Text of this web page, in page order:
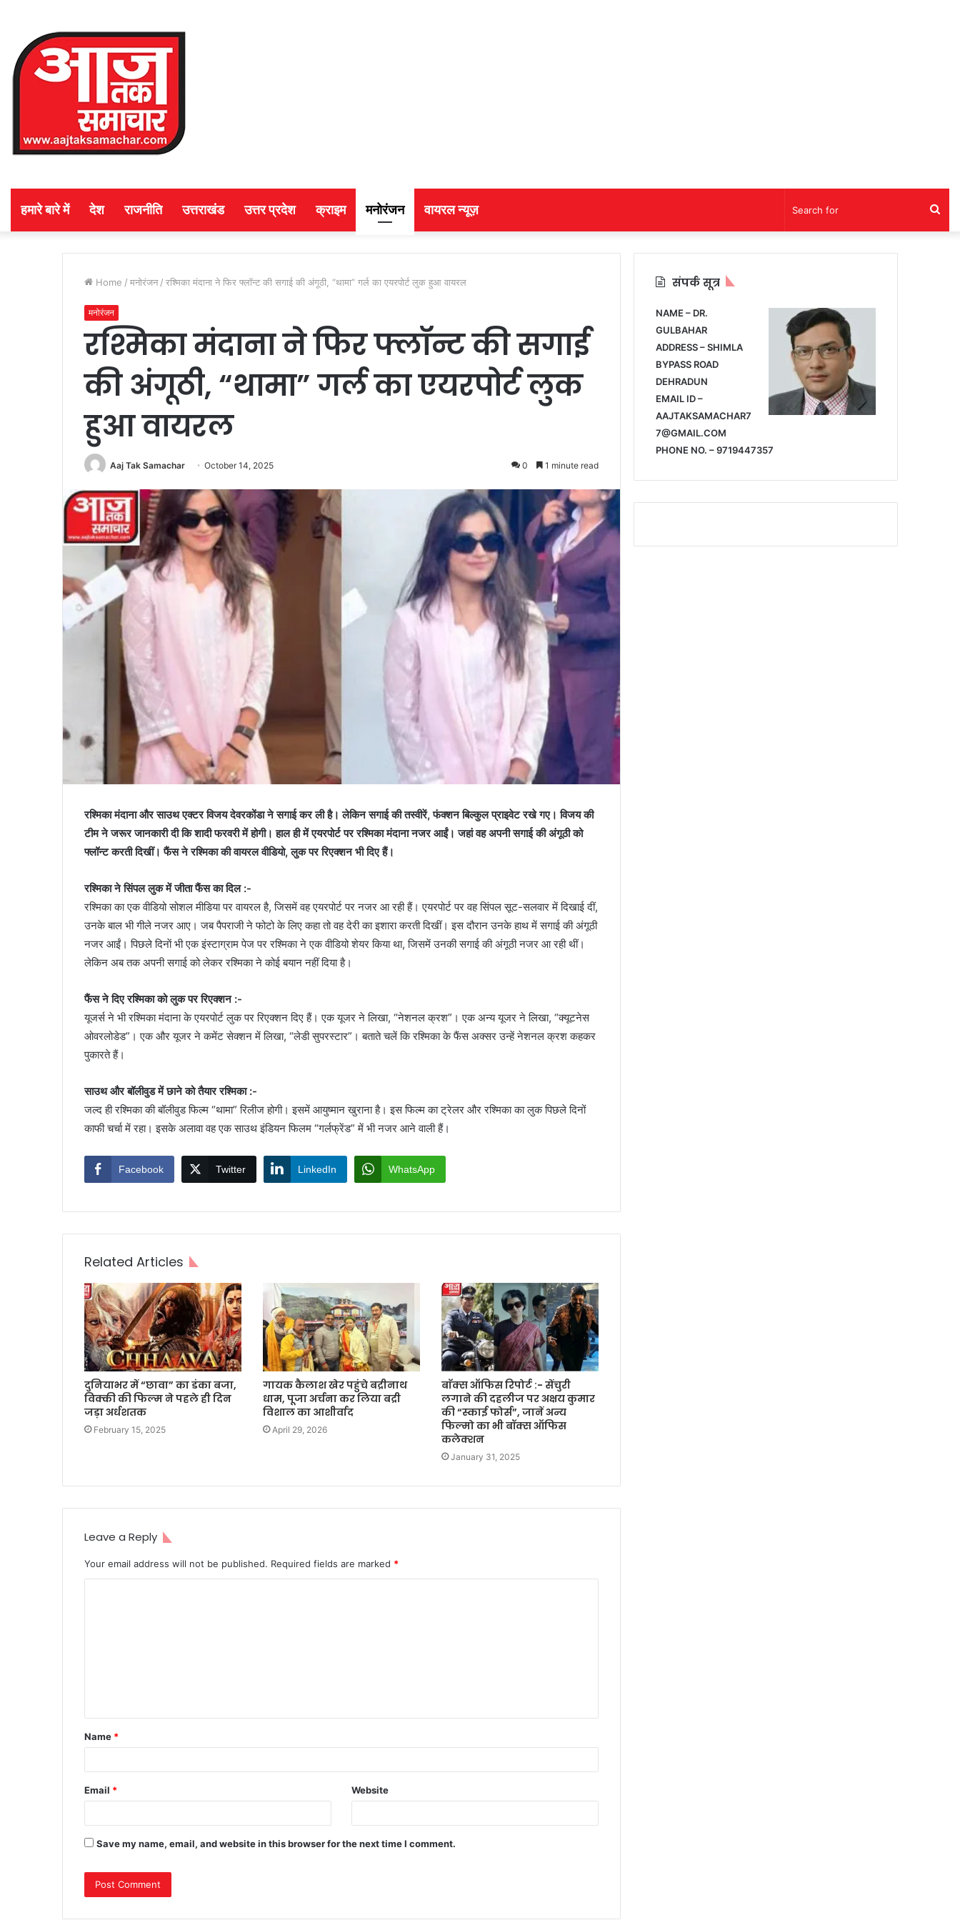
हमारे बारे में देश राजनीति उत्तराखंड उत्तर प्रदेश क्राइम मनोरंजन वायरल न्यूज़
Home / मनोरंजन / रश्मिका मंदाना ने फिर फ्लॉन्ट की सगाई की अंगूठी, “थामा” गर्ल का एयरपोर्ट लुक हुआ वायरल
मनोरंजन
रश्मिका मंदाना ने फिर फ्लॉन्ट की सगाई
की अंगूठी, “थामा” गर्ल का एयरपोर्ट लुक
हुआ वायरल
Aaj Tak Samachar October 14, 2025 0 1 minute read
रश्मिका मंदाना और साउथ एक्टर विजय देवरकोंडा ने सगाई कर ली है। लेकिन सगाई की तस्वीरें, फंक्शन बिल्कुल प्राइवेट रखे गए। विजय की
टीम ने जरूर जानकारी दी कि शादी फरवरी में होगी। हाल ही में एयरपोर्ट पर रश्मिका मंदाना नजर आईं। जहां वह अपनी सगाई की अंगूठी को
फ्लॉन्ट करती दिखीं। फैंस ने रश्मिका की वायरल वीडियो, लुक पर रिएक्शन भी दिए हैं।
रश्मिका ने सिंपल लुक में जीता फैंस का दिल :-
रश्मिका का एक वीडियो सोशल मीडिया पर वायरल है, जिसमें वह एयरपोर्ट पर नजर आ रही हैं। एयरपोर्ट पर वह सिंपल सूट-सलवार में दिखाई दीं,
उनके बाल भी गीले नजर आए। जब पैपराजी ने फोटो के लिए कहा तो वह देरी का इशारा करती दिखीं। इस दौरान उनके हाथ में सगाई की अंगूठी
नजर आईं। पिछले दिनाें भी एक इंस्टाग्राम पेज पर रश्मिका ने एक वीडियो शेयर किया था, जिसमें उनकी सगाई की अंगूठी नजर आ रही थीं।
लेकिन अब तक अपनी सगाई को लेकर रश्मिका ने कोई बयान नहीं दिया है।
फैंस ने दिए रश्मिका को लुक पर रिएक्शन :-
यूजर्स ने भी रश्मिका मंदाना के एयरपोर्ट लुक पर रिएक्शन दिए हैं। एक यूजर ने लिखा, “नेशनल क्रश”। एक अन्य यूजर ने लिखा, “क्यूटनेस
ओवरलोडेड”। एक और यूजर ने कमेंट सेक्शन में लिखा, “लेडी सुपरस्टार”। बताते चलें कि रश्मिका के फैंस अक्सर उन्हें नेशनल क्रश कहकर
पुकारते हैं।
साउथ और बॉलीवुड में छाने को तैयार रश्मिका :-
जल्द ही रश्मिका की बॉलीवुड फिल्म “थामा” रिलीज होगी। इसमें आयुष्मान खुराना है। इस फिल्म का ट्रेलर और रश्मिका का लुक पिछले दिनों
काफी चर्चा में रहा। इसके अलावा वह एक साउथ इंडियन फिलम “गर्लफ्रेंड” में भी नजर आने वाली हैं।
Facebook Twitter LinkedIn WhatsApp
Related Articles
दुनियाभर में “छावा” का डंका बजा,
विक्की की फिल्म ने पहले ही दिन
जड़ा अर्धशतक
February 15, 2025
गायक कैलाश खेर पहुंचे बद्रीनाथ
धाम, पूजा अर्चना कर लिया बद्री
विशाल का आशीर्वाद
April 29, 2026
बाॅक्स ऑफिस रिपोर्ट :- सेंचुरी
लगाने की दहलीज पर अक्षय कुमार
की “स्काई फोर्स”, जानें अन्य
फिल्मो का भी बॉक्स ऑफिस
कलेक्शन
January 31, 2025
Leave a Reply
Your email address will not be published. Required fields are marked *
t
*
Name *
Email * Website
Save my name, email, and website in this browser for the next time I comment.
संपर्क सूत्र
NAME – DR.
GULBAHAR
ADDRESS – SHIMLA
BYPASS ROAD
DEHRADUN
EMAIL ID –
AAJTAKSAMACHAR7
7@GMAIL.COM
PHONE NO. – 9719447357